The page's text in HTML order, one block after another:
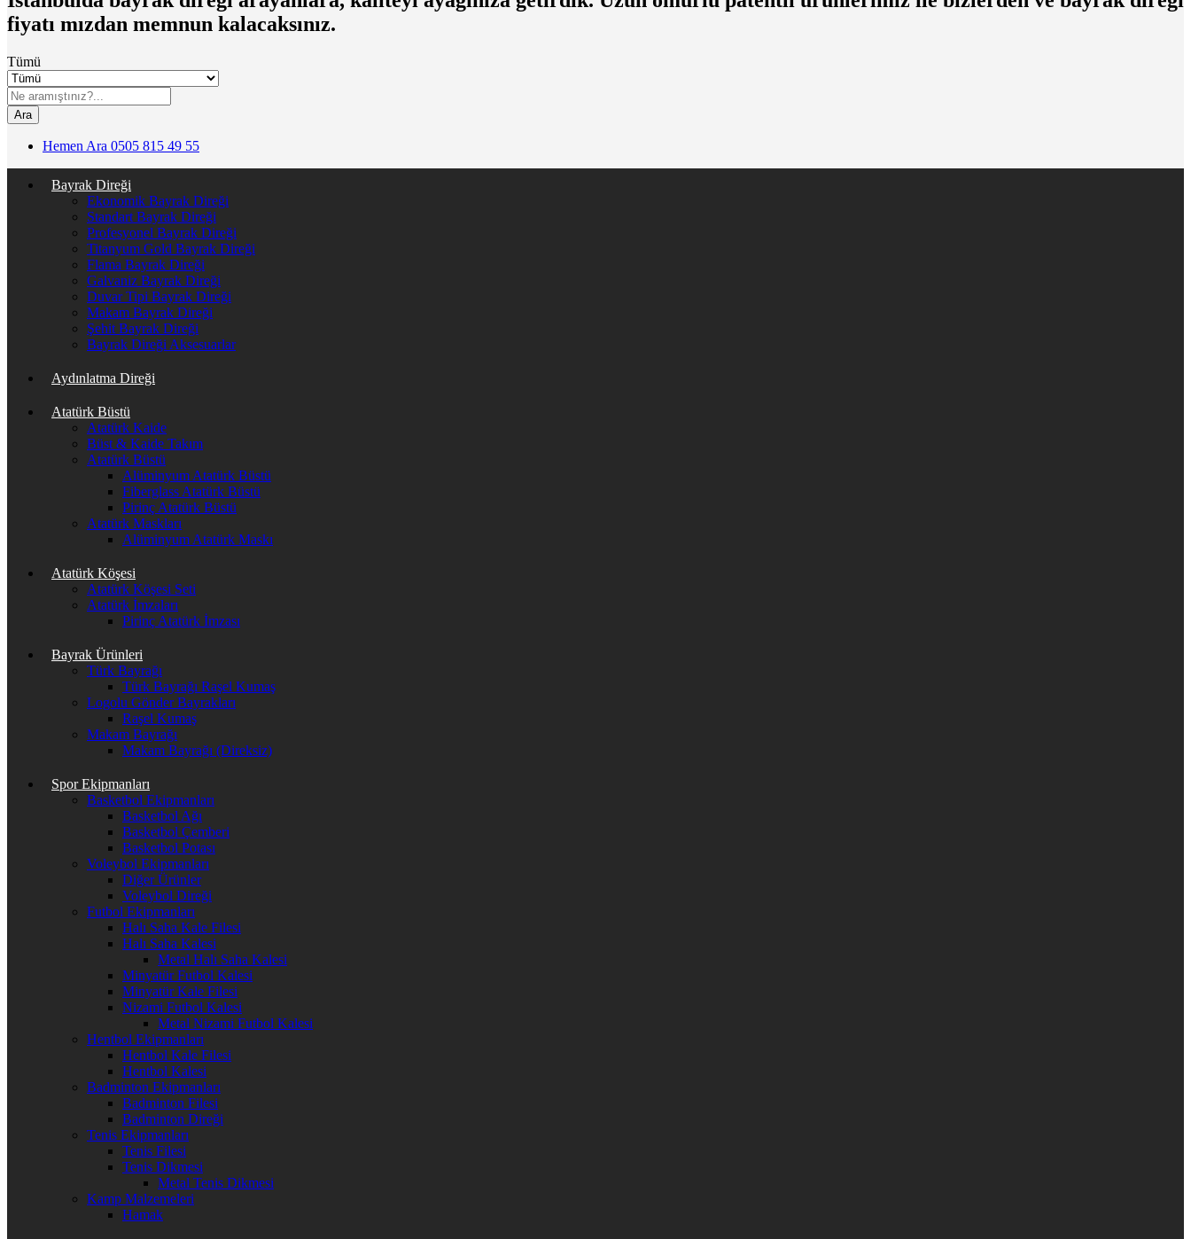
fiyatı mızdan memnun kalacaksınız.
Tümü
Ara
Hemen Ara 0505 815 49 55
Bayrak Direği
Ekonomik Bayrak Direği
Standart Bayrak Direği
Profesyonel Bayrak Direği
Titanyum Gold Bayrak Direği
Flama Bayrak Direği
Galvaniz Bayrak Direği
Duvar Tipi Bayrak Direği
Makam Bayrak Direği
Şehit Bayrak Direği
Bayrak Direği Aksesuarlar
Aydınlatma Direği
Atatürk Büstü
Atatürk Kaide
Büst & Kaide Takım
Atatürk Büstü
Alüminyum Atatürk Büstü
Fiberglass Atatürk Büstü
Pirinç Atatürk Büstü
Atatürk Maskları
Alüminyum Atatürk Maskı
Atatürk Köşesi
Atatürk Köşesi Seti
Atatürk İmzaları
Pirinç Atatürk İmzası
Bayrak Ürünleri
Türk Bayrağı
Türk Bayrağı Raşel Kumaş
Logolu Gönder Bayrakları
Raşel Kumaş
Makam Bayrağı
Makam Bayrağı (Direksiz)
Spor Ekipmanları
Basketbol Ekipmanları
Basketbol Ağı
Basketbol Çemberi
Basketbol Potası
Voleybol Ekipmanları
Diğer Ürünler
Voleybol Direği
Futbol Ekipmanları
Halı Saha Kale Filesi
Halı Saha Kalesi
Metal Halı Saha Kalesi
Minyatür Futbol Kalesi
Minyatür Kale Filesi
Nizami Futbol Kalesi
Metal Nizami Futbol Kalesi
Hentbol Ekipmanları
Hentbol Kale Filesi
Hentbol Kalesi
Badminton Ekipmanları
Badminton Filesi
Badminton Direği
Tenis Ekipmanları
Tenis Filesi
Tenis Dikmesi
Metal Tenis Dikmesi
Kamp Malzemeleri
Hamak